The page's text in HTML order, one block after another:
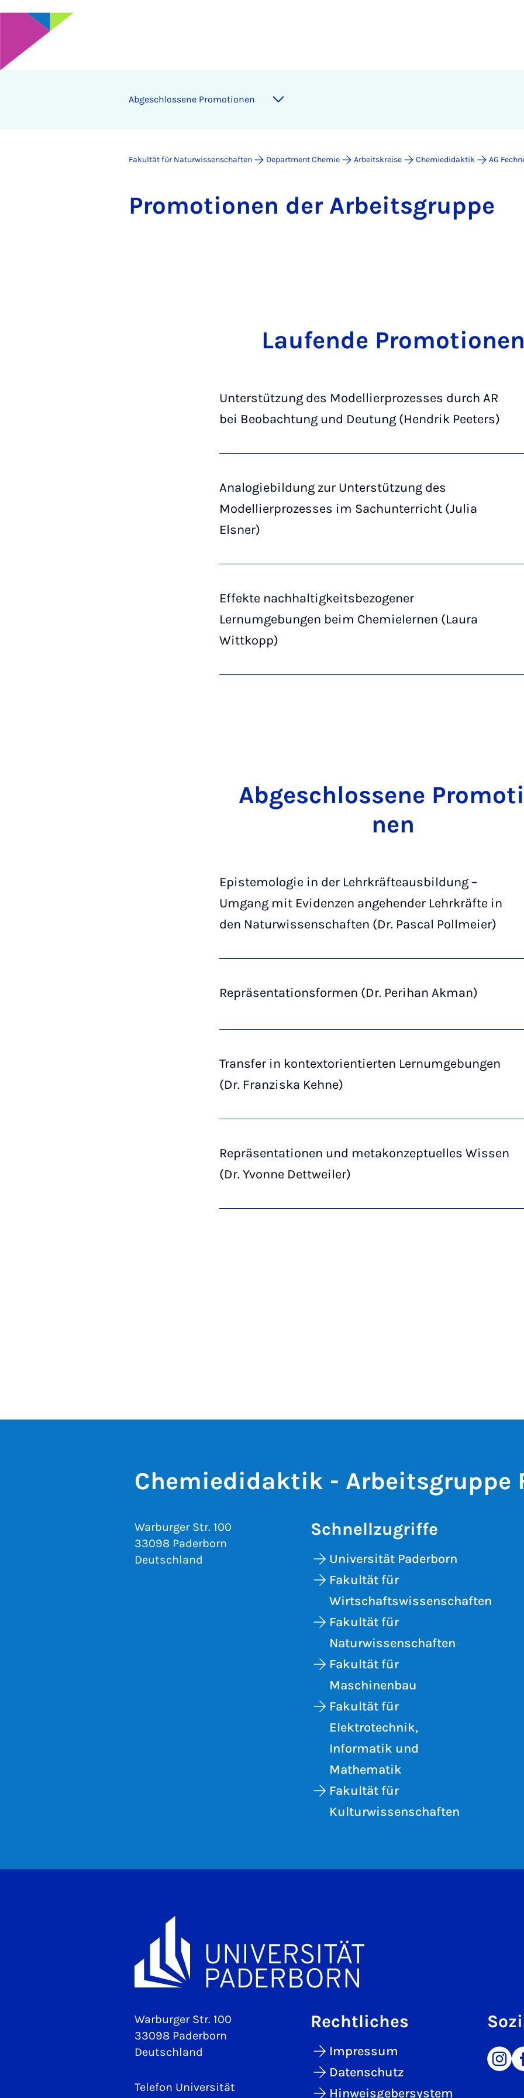
Ab­ge­schlos­se­ne Pro­mo­ti­o­nen
Fakultät für Naturwissenschaften Department Chemie Arbeitskreise Chemiedidaktik AG
Pro­mo­ti­o­nen der Ar­beits­grup­pe
Lau­fen­de
Unterstützung des Modellierprozesses durch AR
bei Beobachtung und Deutung (Hendrik Peeters)
Analogiebildung zur Unterstützung des
Modellierprozesses im Sachunterricht (Julia
Elsner)
Effekte nachhaltigkeitsbezogener
Lernumgebungen beim Chemielernen (Laura
Wittkopp)
Ab­ge­schlos­se­ne
nen
Epistemologie in der Lehrkräfteausbildung –
Umgang mit Evidenzen angehender Lehrkräfte in
den Naturwissenschaften (Dr. Pascal Pollmeier)
Repräsentationsformen (Dr. Perihan Akman)
Transfer in kontextorientierten Lernumgebungen
(Dr. Franziska Kehne)
Repräsentationen und metakonzeptuelles Wissen
(Dr. Yvonne Dettweiler)
Chemiedidaktik - Arbeitsgruppe
Warburger Str. 100
33098 Paderborn
Deutschland
Schnellzugriffe
Universität Paderborn
Fakultät für
Wirtschaftswissenschaften
Fakultät für
Naturwissenschaften
Fakultät für
Maschinenbau
Fakultät für
Elektrotechnik,
Informatik und
Mathematik
Fakultät für
Kulturwissenschaften
Warburger Str. 100
33098 Paderborn
Deutschland
Telefon Universität
Rechtliches
Impressum
Datenschutz
Hinweisgebersystem